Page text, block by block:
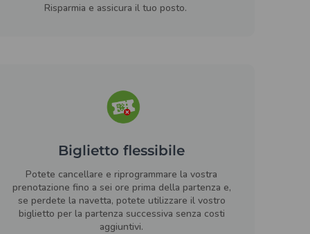
Risparmia e assicura il tuo posto.
Biglietto flessibile
Potete cancellare e riprogrammare la vostra
prenotazione fino a sei ore prima della partenza e,
se perdete la navetta, potete utilizzare il vostro
biglietto per la partenza successiva senza costi
aggiuntivi.